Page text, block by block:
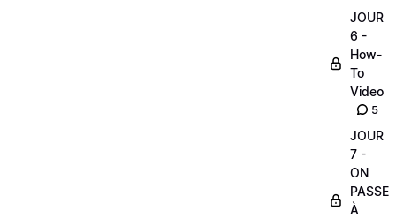
JOUR
6 -
How-
To
Video
5
JOUR
7 -
ON
PASSE
À